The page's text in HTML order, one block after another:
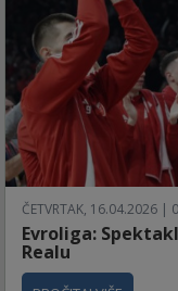
ČETVRTAK, 16.04.2026 |
Evroliga:
Realu